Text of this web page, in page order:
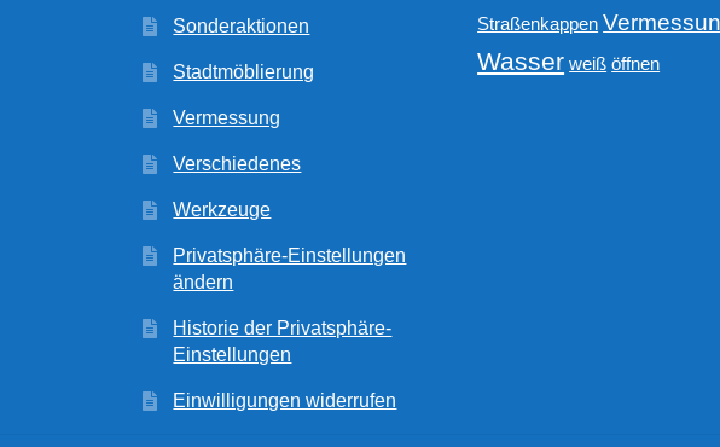
Sonderaktionen
Stadtmöblierung
Vermessung
Verschiedenes
Werkzeuge
Privatsphäre-Einstellungen
ändern
Historie der Privatsphäre-
Einstellungen
Einwilligungen widerrufen
Straßenkappen
Wasser weiß öffnen